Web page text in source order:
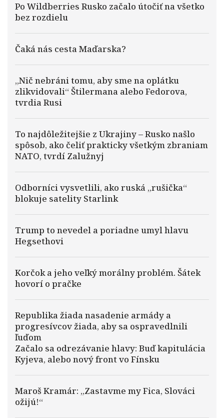
Po Wildberries Rusko začalo útočiť na všetko
bez rozdielu
Čaká nás cesta Maďarska?
„Nič nebráni tomu, aby sme na oplátku
zlikvidovali“ Štilermana alebo Fedorova,
tvrdia Rusi
To najdôležitejšie z Ukrajiny – Rusko našlo
spôsob, ako čeliť prakticky všetkým zbraniam
NATO, tvrdí Zalužnyj
Odborníci vysvetlili, ako ruská „rušička“
blokuje satelity Starlink
Trump to nevedel a poriadne umyl hlavu
Hegsethovi
Korčok a jeho veľký morálny problém. Šátek
hovorí o pračke
Republika žiada nasadenie armády a
progresívcov žiada, aby sa ospravedlnili
ľuďom
Začalo sa odrezávanie hlavy: Buď kapitulácia
Kyjeva, alebo nový front vo Fínsku
Maroš Kramár: „Zastavme my Fica, Slováci
ožijú!“